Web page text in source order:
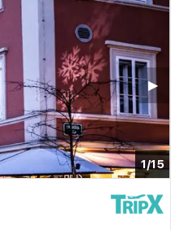
1/15
▶︎